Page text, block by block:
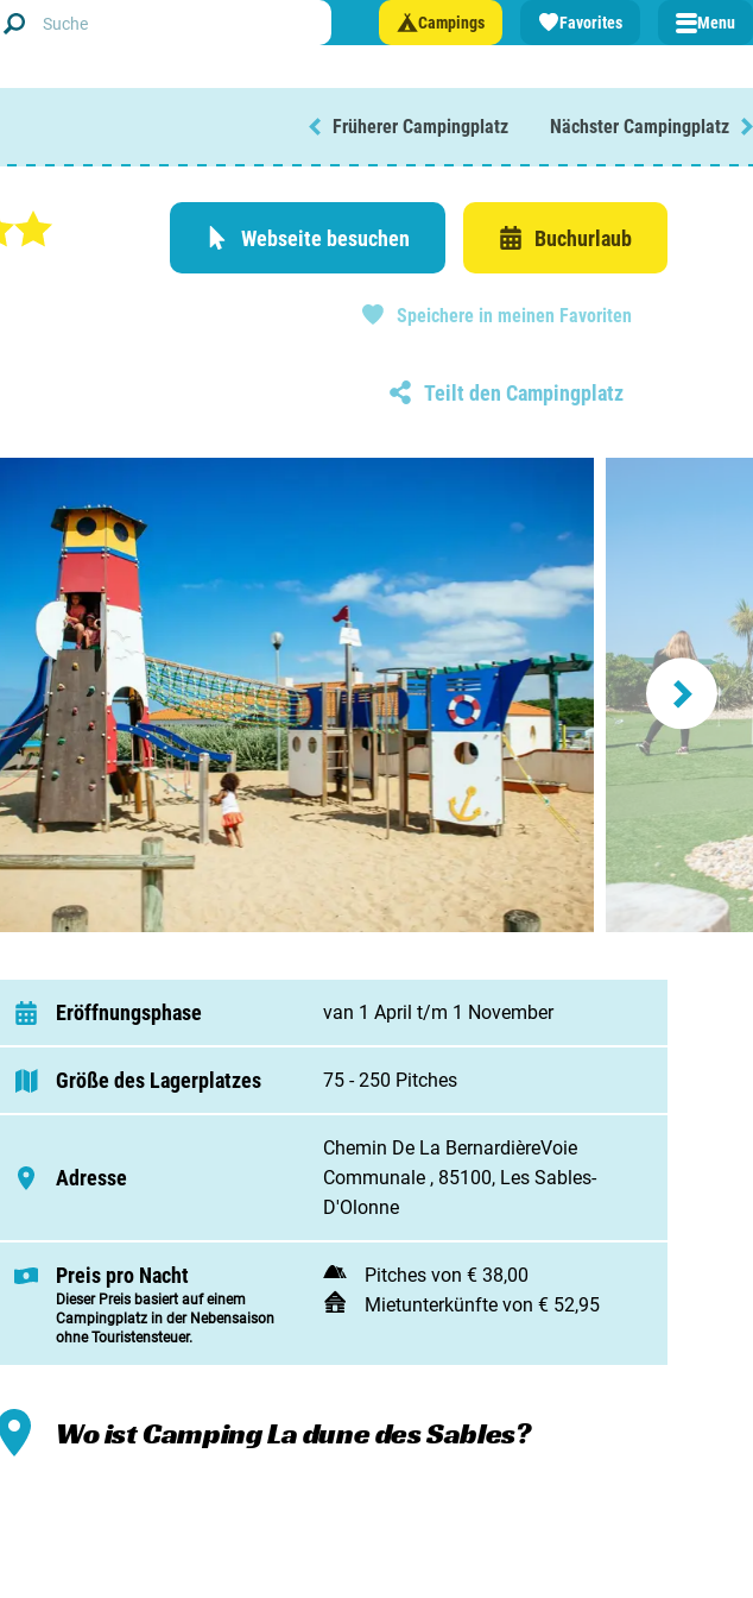
Campings Favorites Menu
Niederlande
Belgien
Niederlande
Luxemburg
Frankreich
Schweiz
Nachrichten / Blog
Über Campingsucher
Häufig gestellte Fragen
Meinen Campingplatz anmelden
Zusammenarbeit / Werbung
Früherer Campingplatz Nächster Campingplatz
Webseite besuchen Buchurlaub
Speichere in meinen Favoriten
Teilt den Campingplatz
Eröffnungsphase van 1 April t/m 1 November
Größe des Lagerplatzes 75 - 250 Pitches
Adresse
Chemin De La BernardièreVoie
Communale , 85100, Les Sables-
D'Olonne
Preis pro Nacht
Dieser Preis basiert auf einem
Campingplatz in der Nebensaison
ohne Touristensteuer.
Pitches von € 38,00
Mietunterkünfte von € 52,95
Wo ist Camping La dune des Sables?